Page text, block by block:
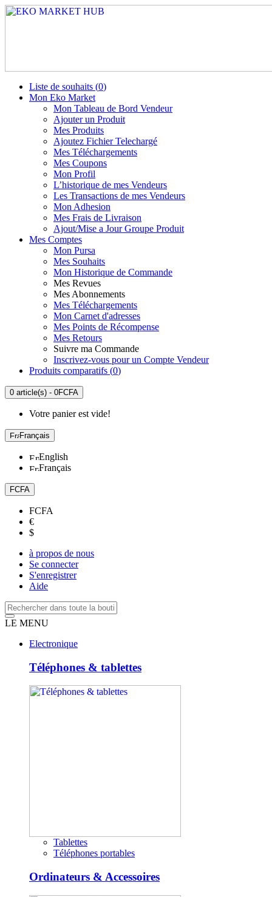
Liste de souhaits (0)
Mon Eko Market
Mon Tableau de Bord Vendeur
Ajouter un Produit
Mes Produits
Ajoutez Fichier Telechargé
Mes Téléchargements
Mes Coupons
Mon Profil
L’historique de mes Vendeurs
Les Transactions de mes Vendeurs
Mon Adhesion
Mes Frais de Livraison
Ajout/Mise a Jour Groupe Produit
Mes Comptes
Mon Pursa
Mes Souhaits
Mon Historique de Commande
Mes Revues
Mes Abonnements
Mes Téléchargements
Mon Carnet d'adresses
Mes Points de Récompense
Mes Retours
Suivre ma Commande
Inscrivez-vous pour un Compte Vendeur
Produits comparatifs (0)
0 article(s) - 0FCFA
Votre panier est vide!
Français
English
Français
FCFA
FCFA
€
$
à propos de nous
Se connecter
S'enregistrer
Aide
LE MENU
Electronique
Téléphones & tablettes
Tablettes
Téléphones portables
Ordinateurs & Accessoires